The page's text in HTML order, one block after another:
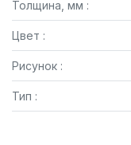
Толщина, мм :
Цвет :
Рисунок :
Тип :